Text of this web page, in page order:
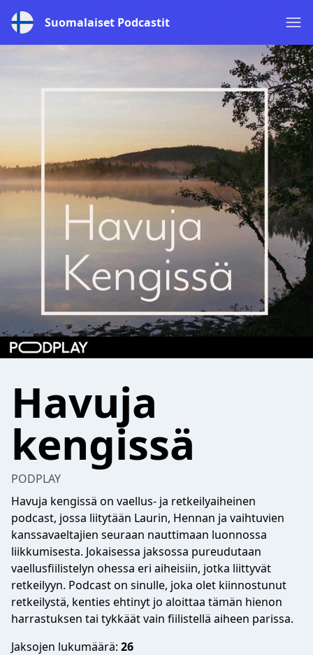
Suomalaiset Podcastit
Havuja
kengissä
PODPLAY
Havuja kengissä on vaellus- ja retkeilyaiheinen
podcast, jossa liitytään Laurin, Hennan ja vaihtuvien
kanssavaeltajien seuraan nauttimaan luonnossa
liikkumisesta. Jokaisessa jaksossa pureudutaan
vaellusfiilistelyn ohessa eri aiheisiin, jotka liittyvät
retkeilyyn. Podcast on sinulle, joka olet kiinnostunut
retkeilystä, kenties ehtinyt jo aloittaa tämän hienon
harrastuksen tai tykkäät vain fiilistellä aiheen parissa.
Jaksojen lukumäärä: 26